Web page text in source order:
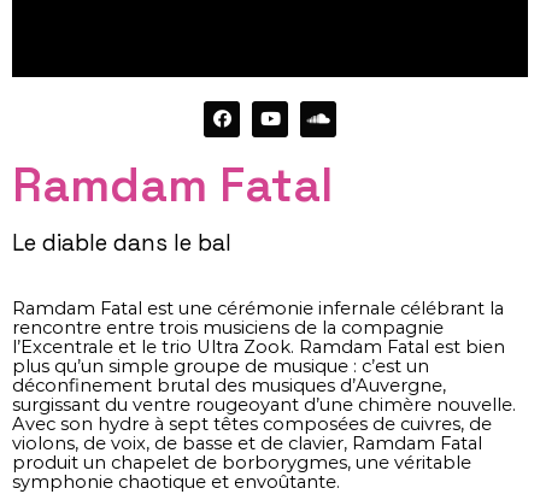
Ramdam Fatal
Le diable dans le bal
Ramdam Fatal est une cérémonie infernale célébrant la
rencontre entre trois musiciens de la compagnie
l’Excentrale et le trio Ultra Zook. Ramdam Fatal est bien
plus qu’un simple groupe de musique : c’est un
déconfinement brutal des musiques d’Auvergne,
surgissant du ventre rougeoyant d’une chimère nouvelle.
Avec son hydre à sept têtes composées de cuivres, de
violons, de voix, de basse et de clavier, Ramdam Fatal
produit un chapelet de borborygmes, une véritable
symphonie chaotique et envoûtante.